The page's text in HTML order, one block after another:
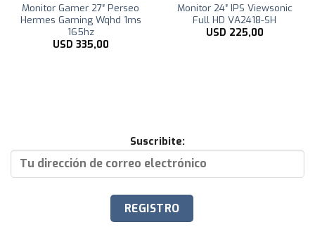
Monitor Gamer 27″ Perseo
Hermes Gaming Wqhd 1ms
165hz
USD 335,00
Monitor 24″ IPS Viewsonic
Full HD VA2418-SH
USD 225,00
Suscribite: